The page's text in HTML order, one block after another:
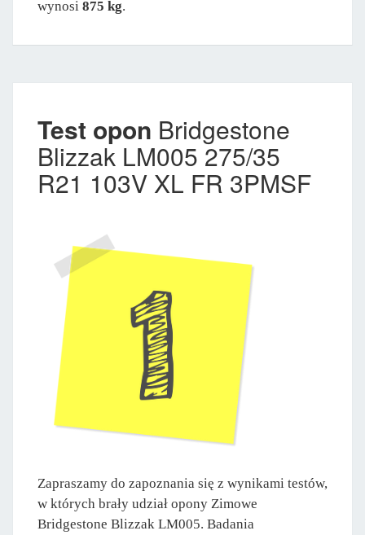
wynosi 875 kg.
Test opon Bridgestone
Blizzak LM005 275/35
R21 103V XL FR 3PMSF
Zapraszamy do zapoznania się z wynikami testów,
w których brały udział opony Zimowe
Bridgestone Blizzak LM005. Badania